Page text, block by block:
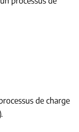
de charge